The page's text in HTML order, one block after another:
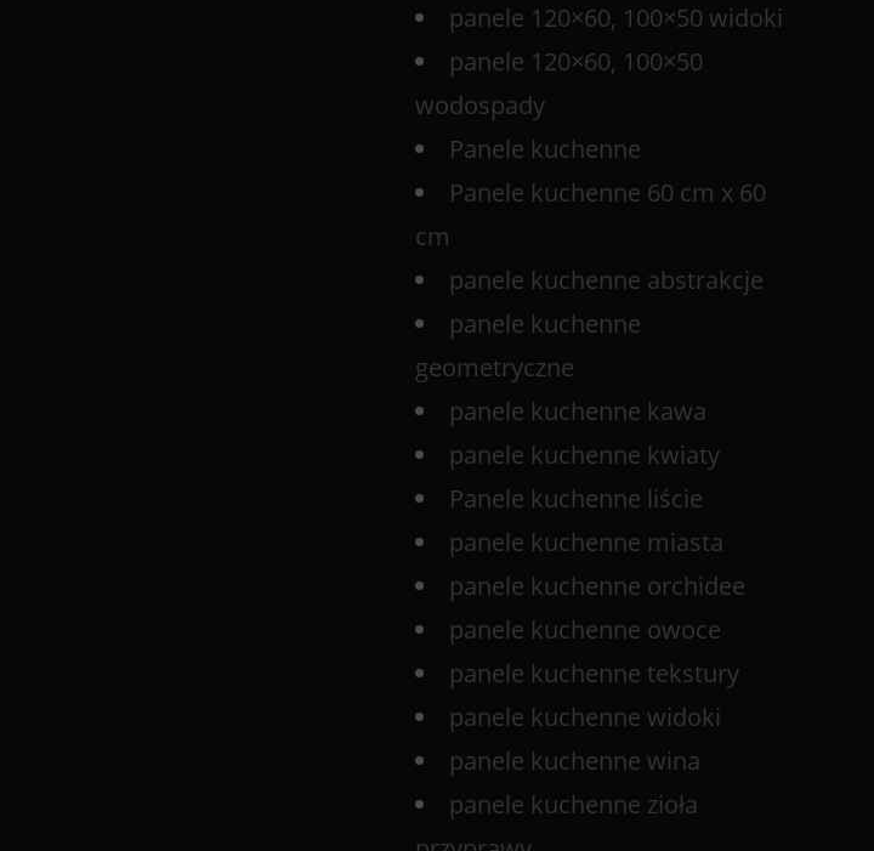
panele 120×60, 100×50 widoki
panele 120×60, 100×50
wodospady
Panele kuchenne
Panele kuchenne 60 cm x 60
cm
panele kuchenne abstrakcje
panele kuchenne
geometryczne
panele kuchenne kawa
panele kuchenne kwiaty
Panele kuchenne liście
panele kuchenne miasta
panele kuchenne orchidee
panele kuchenne owoce
panele kuchenne tekstury
panele kuchenne widoki
panele kuchenne wina
panele kuchenne zioła